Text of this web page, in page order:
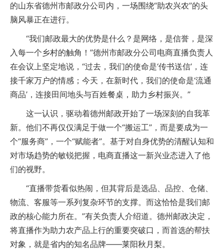
的山东省德州市邮政分公司内，一场围绕“助农兴农”的头
脑风暴正在进行。
“我们邮政最大的优势是什么？是网络，是信誉，是深
入每一个乡村的触角！”德州市邮政分公司电商直播负责人
在会议上坚定地说，“过去，我们的使命是‘传书送信’，连
接千家万户的情感；今天，在新时代，我们的使命是‘流通
商品’，连接田间地头与百姓餐桌，助力乡村振兴。”
这一认识，驱动着德州邮政开始了一场深刻的自我革
新。他们不再仅仅满足于做一个“搬运工”，而是要成为一
个“服务商”，一个“赋能者”。基于对自身优势的清醒认知和
对市场趋势的敏锐把握，电商直播这一新兴业态进入了他
们的视野。
“直播带货看似热闹，但其背后是选品、品控、仓储、
物流、客服等一系列复杂环节的支撑。而这恰恰是我们邮
政的核心能力所在。”有关负责人介绍道。德州邮政决定，
将直播作为助力农产品上行的重要突破口，而首选的帮扶
对象，就是省内的知名品牌——莱阳秋月梨。